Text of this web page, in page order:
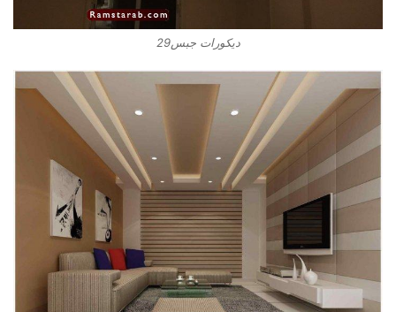
ديكورات جبس29